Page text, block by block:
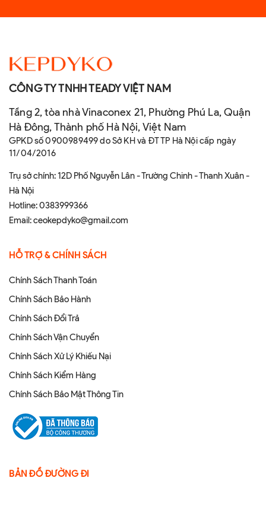
CÔNG TY TNHH TEADY VIỆT NAM
Tầng 2, tòa nhà Vinaconex 21, Phường Phú La, Quận
Hà Đông, Thành phố Hà Nội, Việt Nam
GPKD số 0900989499 do Sở KH và ĐT TP Hà Nội cấp ngày
11/04/2016
Trụ sở chính: 12D Phố Nguyễn Lân - Trường Chinh - Thanh Xuân -
Hà Nội
Hotline:0383999366
Email:ceokepdyko@gmail.com
HỖ TRỢ & CHÍNH SÁCH
Chính Sách Thanh Toán
Chính Sách Bảo Hành
Chính Sách Đổi Trả
Chính Sách Vận Chuyển
Chính Sách Xử Lý Khiếu Nại
Chính Sách Kiểm Hàng
Chính Sách Bảo Mật Thông Tin
BẢN ĐỒ ĐƯỜNG ĐI